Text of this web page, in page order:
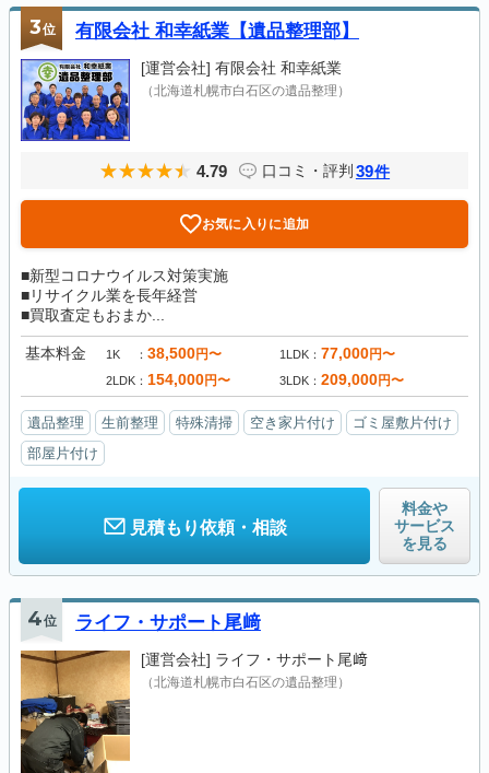
3位 有限会社 和幸紙業【遺品整理部】
[運営会社] 有限会社 和幸紙業
（北海道札幌市白石区の遺品整理）
4.79 口コミ・評判 39件
お気に入りに追加
■新型コロナウイルス対策実施
■リサイクル業を長年経営
■買取査定もおまか...
基本料金 1K 38,500円〜 1LDK 77,000円〜
2LDK 154,000円〜 3LDK 209,000円〜
遺品整理 生前整理 特殊清掃 空き家片付け
ゴミ屋敷片付け
部屋片付け
見積もり依頼・相談
料金や
サービス
を見る
4位 ライフ・サポート尾﨑
[運営会社] ライフ・サポート尾﨑
（北海道札幌市白石区の遺品整理）